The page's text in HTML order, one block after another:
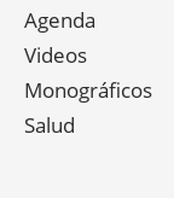
Agenda
Videos
Monográficos
Salud